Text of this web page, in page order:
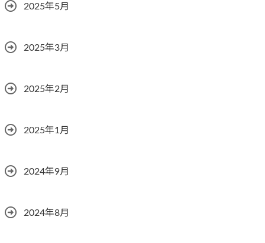
2025年5月
2025年3月
2025年2月
2025年1月
2024年9月
2024年8月